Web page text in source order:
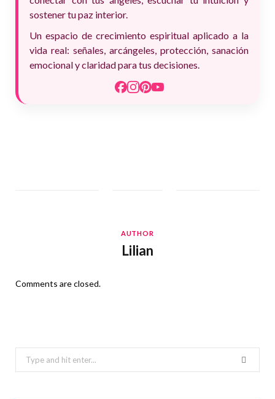
sostener tu paz interior.
Un espacio de crecimiento espiritual aplicado a la
vida real: señales, arcángeles, protección, sanación
emocional y claridad para tus decisiones.
AUTHOR
Lilian
Comments are closed.
Search
for: